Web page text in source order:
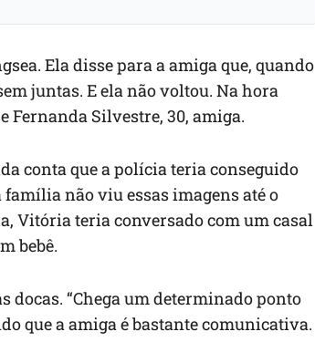
Ela disse para a amiga que, quando
juntas. E ela não voltou. Na hora
Fernanda Silvestre, 30, amiga.
conta que a polícia teria conseguido
não viu essas imagens até o
Vitória teria conversado com um casal
bebê.
“Chega um determinado ponto
que a amiga é bastante comunicativa.